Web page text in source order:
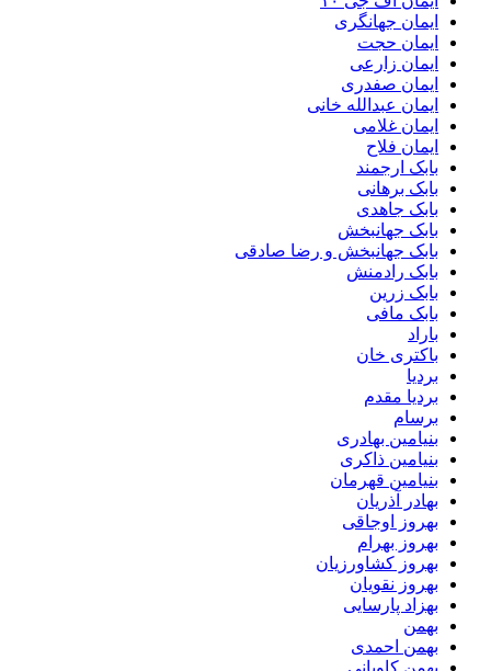
ایمان جهانگری
ایمان حجت
ایمان زارعی
ایمان صفدری
ایمان عبدالله خانی
ایمان غلامی
ایمان فلاح
بابک ارجمند
بابک برهانی
بابک جاهدی
بابک جهانبخش
بابک جهانبخش و رضا صادقی
بابک رادمنش
بابک زرین
بابک مافی
باراد
باکتری خان
بردیا
بردیا مقدم
برسام
بنیامین بهادری
بنیامین ذاکری
بنیامین قهرمان
بهادر آذریان
بهروز اوجاقی
بهروز بهرام
بهروز کشاورزیان
بهروز نقویان
بهزاد پارسایی
بهمن
بهمن احمدی
بهمن کاویانی